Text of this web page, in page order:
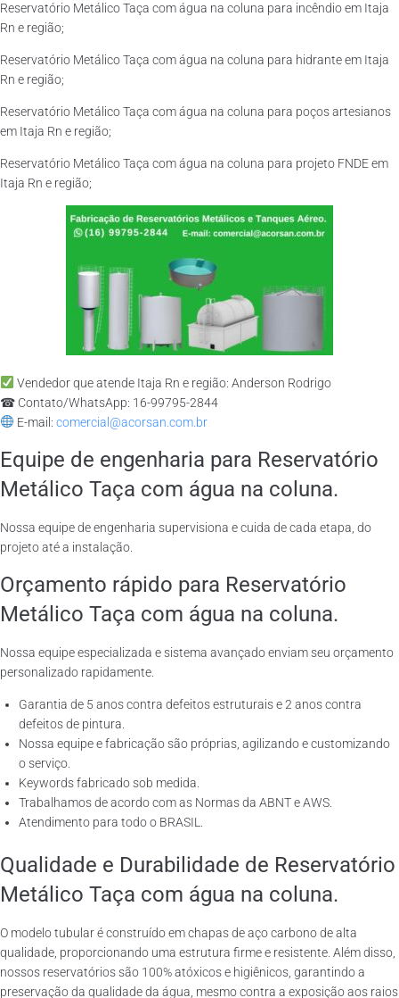
Reservatório Metálico Taça com água na coluna para incêndio em Itaja
Rn e região;
Reservatório Metálico Taça com água na coluna para hidrante em Itaja
Rn e região;
Reservatório Metálico Taça com água na coluna para poços artesianos
em Itaja Rn e região;
Reservatório Metálico Taça com água na coluna para projeto FNDE em
Itaja Rn e região;
Vendedor que atende Itaja Rn e região: Anderson Rodrigo
☎ Contato/WhatsApp: 16-99795-2844
E-mail: comercial@acorsan.com.br
Equipe de engenharia para Reservatório
Metálico Taça com água na coluna.
Nossa equipe de engenharia supervisiona e cuida de cada etapa, do
projeto até a instalação.
Orçamento rápido para Reservatório
Metálico Taça com água na coluna.
Nossa equipe especializada e sistema avançado enviam seu orçamento
personalizado rapidamente.
Garantia de 5 anos contra defeitos estruturais e 2 anos contra
defeitos de pintura.
Nossa equipe e fabricação são próprias, agilizando e customizando
o serviço.
Keywords fabricado sob medida.
Trabalhamos de acordo com as Normas da ABNT e AWS.
Atendimento para todo o BRASIL.
Qualidade e Durabilidade de Reservatório
Metálico Taça com água na coluna.
O modelo tubular é construído em chapas de aço carbono de alta
qualidade, proporcionando uma estrutura firme e resistente. Além disso,
nossos reservatórios são 100% atóxicos e higiênicos, garantindo a
preservação da qualidade da água, mesmo contra a exposição aos raios